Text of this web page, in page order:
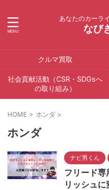
あなたのカーラ
なび
クルマ買取
社会貢献活動（CSR・SDGsへ
の取り組み）
HOME > ホンダ >
ホンダ
ナビ男くん
フリード専
リッシュに